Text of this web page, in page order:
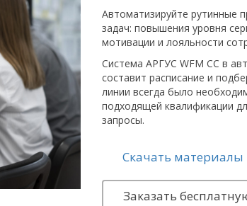
Автоматизируйте рутинные
задач: повышения уровня
мотивации и лояльности
Система АРГУС WFM CC в
составит расписание и
линии всегда было
подходящей квалификации
запросы.
Скачать материалы
Заказать